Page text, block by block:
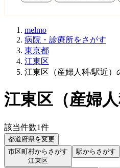
melmo
病院・診療所をさがす
東京都
江東区
江東区（産婦人科/駅近）
江東区 （産婦
該当件数1件
都道府県を変更
市区町村からさがす
江東区
駅からさがす